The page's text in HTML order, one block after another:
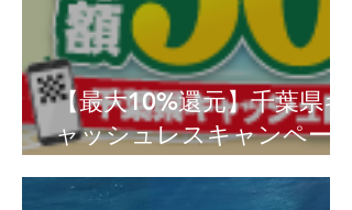
【最大10%還元】千葉県キ
ャッシュレスキャンペーン
ト！お得にお買い物・ご利